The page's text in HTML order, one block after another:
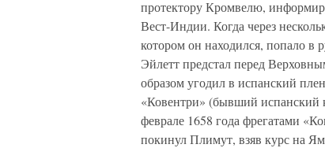
протектору Кромвелю,
Вест-Индии. Когда через
котором он находился, попало в
Эйлетт предстал перед
образом угодил в испанский
«Ковентри» (бывший испанский
феврале 1658 года фрегатами
покинул Плимут, взяв курс на